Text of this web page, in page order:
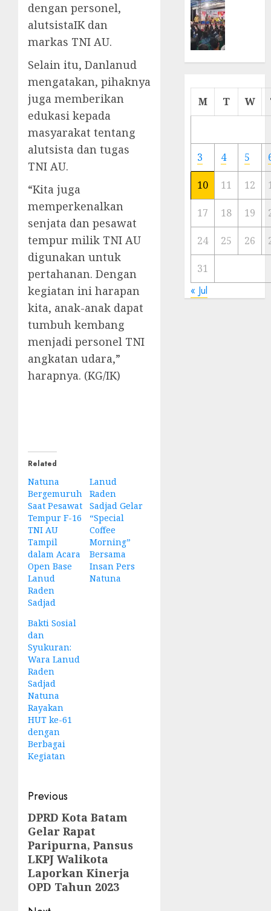
dengan personel,
alutsistaIK dan
markas TNI AU.
Selain itu, Danlanud
mengatakan, pihaknya
juga memberikan
edukasi kepada
masyarakat tentang
alutsista dan tugas
TNI AU.
“Kita juga
memperkenalkan
senjata dan pesawat
tempur milik TNI AU
digunakan untuk
pertahanan. Dengan
kegiatan ini harapan
kita, anak-anak dapat
tumbuh kembang
menjadi personel TNI
angkatan udara,”
harapnya. (KG/IK)
Related
Natuna
Bergemuruh
Saat Pesawat
Tempur F-16
TNI AU
Tampil
dalam Acara
Open Base
Lanud
Raden
Sadjad
Lanud
Raden
Sadjad Gelar
“Special
Coffee
Morning”
Bersama
Insan Pers
Natuna
Bakti Sosial
dan
Syukuran:
Wara Lanud
Raden
Sadjad
Natuna
Rayakan
HUT ke-61
dengan
Berbagai
Kegiatan
Post
navigation
Previous
Previous
post:
DPRD Kota Batam
Gelar Rapat
Paripurna, Pansus
LKPJ Walikota
Laporkan Kinerja
OPD Tahun 2023
Cermin
Ibu
Kota
23/11/
M T W
3 4 5
10 11 12
17 18 19
24 25 26
31
« Jul